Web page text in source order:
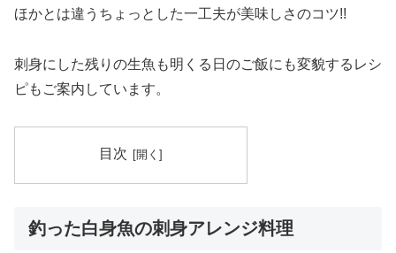
ほかとは違うちょっとした一工夫が美味しさのコツ!!
刺身にした残りの生魚も明くる日のご飯にも変貌するレシ
ピもご案内しています。
目次
釣った白身魚の刺身アレンジ料理